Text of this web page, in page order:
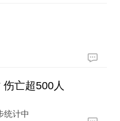
亡超500人
统计中